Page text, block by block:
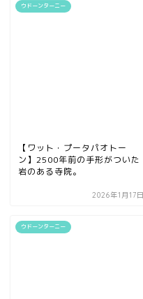
ウドーンターニー
【ワット・プータパオトー
ン】2500年前の手形がついた
岩のある寺院。
2026年1月17日
ウドーンターニー